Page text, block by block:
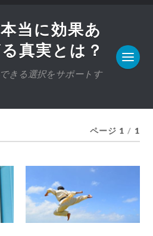
当に効果あ
真実とは？
きる選択をサポートす
ページ 1 / 1